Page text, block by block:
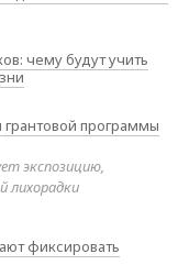
чему будут учить
программы
экспозицию,
лихорадки
фиксировать